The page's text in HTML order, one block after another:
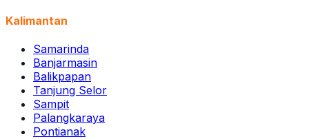
Kalimantan
Samarinda
Banjarmasin
Balikpapan
Tanjung Selor
Sampit
Palangkaraya
Pontianak